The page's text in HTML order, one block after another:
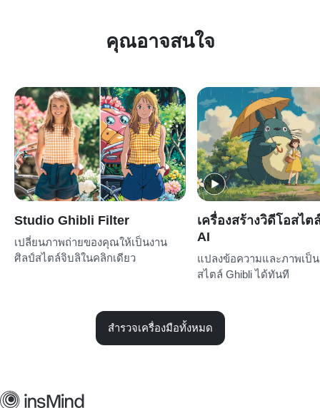
คุณอาจสนใจ
Studio Ghibli Filter
เปลี่ยนภาพถ่ายของคุณให้เป็นงาน
ศิลป์สไตล์จิบลิในคลิกเดียว
เครื่องสร้างวิดีโอสไ
AI
แปลงข้อความและภาพเป็
สไตล์ Ghibli ได้ทันที
สำรวจเครื่องมือทั้งหมด